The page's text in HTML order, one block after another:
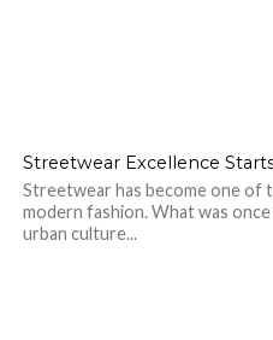
Streetwear Excellence
Streetwear has become one of
modern fashion. What was
urban culture...